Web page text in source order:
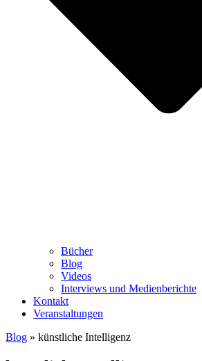
Bücher
Blog
Videos
Interviews und Medienberichte
Kontakt
Veranstaltungen
Blog » künstliche Intelligenz